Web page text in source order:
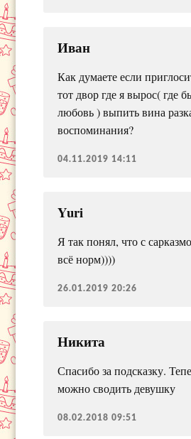
Иван
Как думаете если
тот двор где я вырос( где
любовь ) выпить вина
воспоминания?
04.11.2019 14:11
Yuri
Я так понял, что с
всё норм))))
26.01.2019 20:26
Никита
Спасибо за подсказку.
можно сводить девушку
08.02.2018 09:51